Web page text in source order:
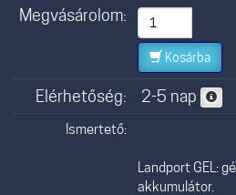
Megvásárolom:
Kosárba
Elérhetőség: 2-5 nap
Ismertető:
Landport GEL:
akkumulátor.